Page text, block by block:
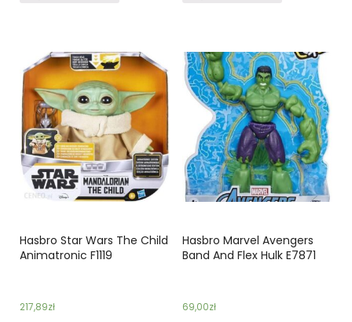
Hasbro Star Wars The Child
Animatronic F1119
217,89zł
Hasbro Marvel Avengers
Band And Flex Hulk E7871
69,00zł